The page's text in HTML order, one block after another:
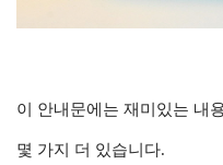
이 안내문에는 재미있는 내
몇 가지 더 있습니다.